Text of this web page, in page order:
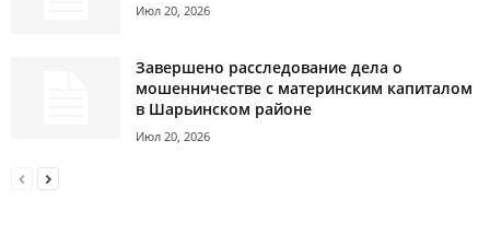
Июл 20, 2026
Завершено расследование дела о
мошенничестве с материнским капиталом
в Шарьинском районе
Июл 20, 2026